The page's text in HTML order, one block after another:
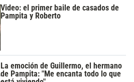
Video: el primer baile de casados de
Pampita y Roberto
La emoción de Guillermo, el hermano
de Pampita: "Me encanta todo lo que